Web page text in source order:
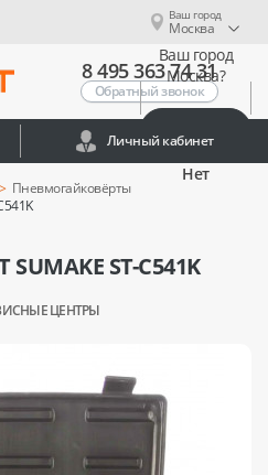
Ваш город
Москва
Ваш город
Москва?
Нет
8 495 363 74 31
Обратный звонок
Личный кабинет
Пневмогайковёрты
ST-C541K
ЦЕНТРЫ